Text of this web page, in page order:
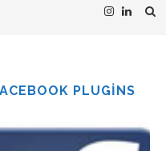
PLUGINS